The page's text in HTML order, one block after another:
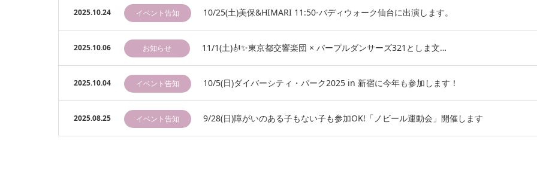
2025.10.24 イベント告知 10/25(土)美保&HIMARI 11:50-バディウォーク仙台に出演します。
2025.10.06 お知らせ 11/1(土)🎻✨東京都交響楽団 × パープルダンサーズ321としま文…
2025.10.04 イベント告知 10/5(日)ダイバーシティ・パーク2025 in 新宿に今年も参加します！
2025.08.25 イベント告知 9/28(日)障がいのある子もない子も参加OK!「ノビール運動会」開催します